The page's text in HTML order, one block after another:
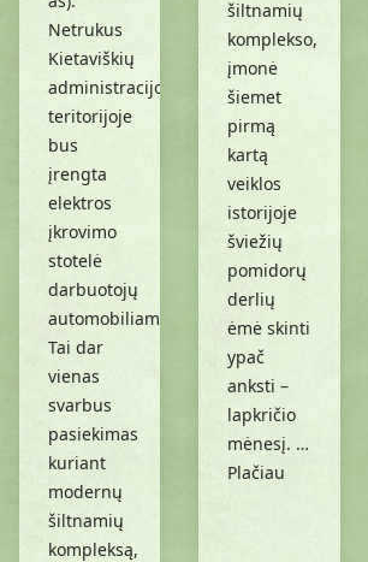
Netrukus
Kietaviškių
administracijos
teritorijoje
bus
įrengta
elektros
įkrovimo
stotelė
darbuotojų
automobiliams.
Tai dar
vienas
svarbus
pasiekimas
kuriant
modernų
šiltnamių
kompleksą,
šiltnamių
komplekso,
įmonė
šiemet
pirmą
kartą
veiklos
istorijoje
šviežių
pomidorų
derlių
ėmė skinti
ypač
anksti –
lapkričio
mėnesį. …
Plačiau